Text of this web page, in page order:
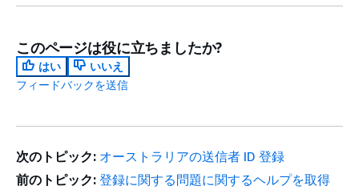
このページは役に立ちましたか?
はい
いいえ
フィードバックを送信
次のトピック: オーストラリアの送信者 ID 登録
前のトピック: 登録に関する問題に関するヘルプを取得